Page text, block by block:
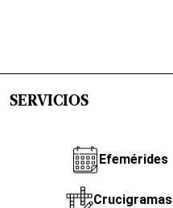
SERVICIOS
Efemérides
Crucigramas